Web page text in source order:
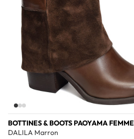
BOTTINES & BOOTS PAOYAMA FEMME
DALILA Marron